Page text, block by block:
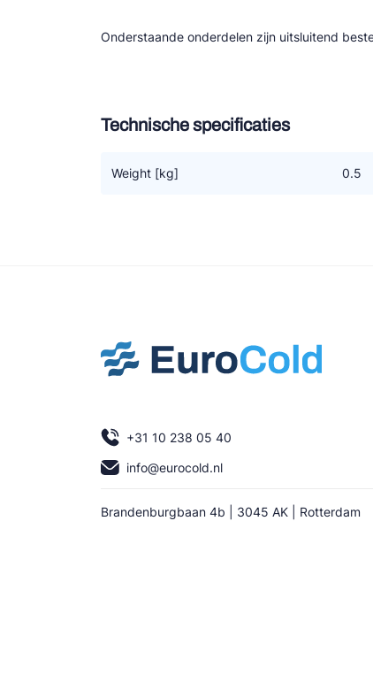
Onderstaande onderdelen zijn uitsluitend
Technische specificaties
Weight [kg] 0.5
+31 10 238 05 40
info@eurocold.nl
Brandenburgbaan 4b | 3045 AK | Rotterdam